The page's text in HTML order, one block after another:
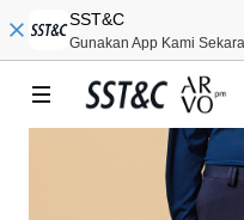
SST&C
Gunakan App Kami